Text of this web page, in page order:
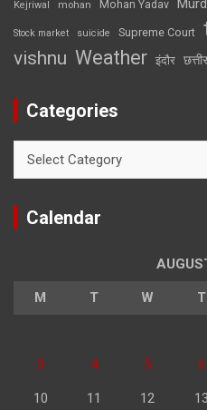
Kejriwal mohan Mohan Yadav
Stock market suicide Supreme Court
vishnu Weather इंदौर
Categories
Calendar
M T W T
3 4 5 6
10 11 12 13